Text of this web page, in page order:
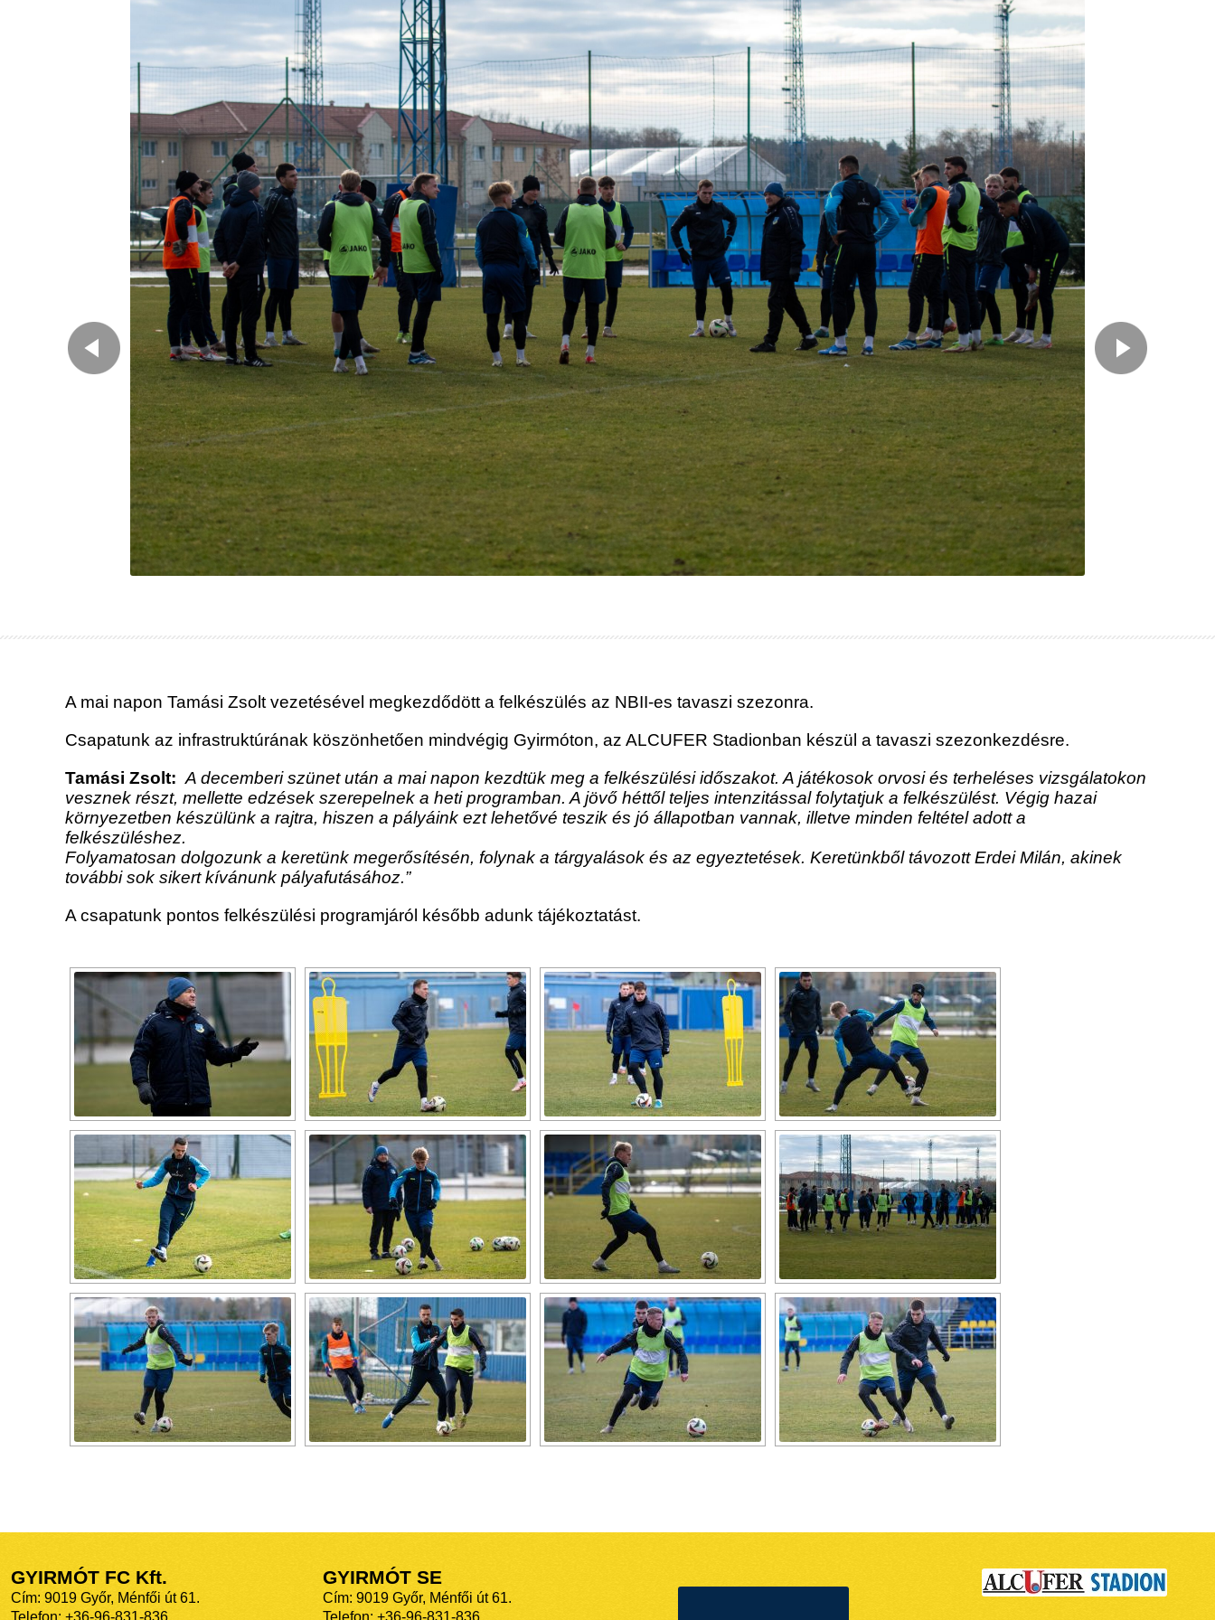
A mai napon Tamási Zsolt vezetésével megkezdődött a felkészülés az NBII-es tavaszi szezonra.
Csapatunk az infrastruktúrának köszönhetően mindvégig Gyirmóton, az ALCUFER Stadionban készül a tavaszi szezonkezdésre.
Tamási Zsolt: A decemberi szünet után a mai napon kezdtük meg a felkészülési időszakot. A játékosok orvosi és terheléses vizsgálatokon
vesznek részt, mellette edzések szerepelnek a heti programban. A jövő héttől teljes intenzitással folytatjuk a felkészülést. Végig hazai
környezetben készülünk a rajtra, hiszen a pályáink ezt lehetővé teszik és jó állapotban vannak, illetve minden feltétel adott a
felkészüléshez.
Folyamatosan dolgozunk a keretünk megerősítésén, folynak a tárgyalások és az egyeztetések. Keretünkből távozott Erdei Milán, akinek
további sok sikert kívánunk pályafutásához.”
A csapatunk pontos felkészülési programjáról később adunk tájékoztatást.
GYIRMÓT FC Kft.
Cím: 9019 Győr, Ménfői út 61.
GYIRMÓT SE
Cím: 9019 Győr, Ménfői út 61.